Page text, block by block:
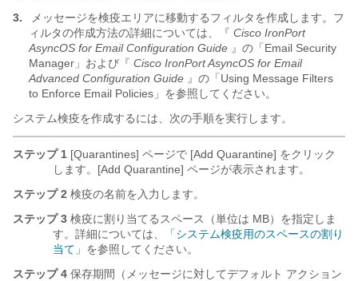
3.
メッセージを検疫エリアに移動するフィルタを作成します。フ
ィルタの作成方法の詳細については、『 Cisco IronPort
AsyncOS for Email Configuration Guide 』の「Email Security
Manager」および『 Cisco IronPort AsyncOS for Email
Advanced Configuration Guide 』の「Using Message Filters
to Enforce Email Policies」を参照してください。
システム検疫を作成するには、次の手順を実行します。
ステップ 1 [Quarantines] ページで [Add Quarantine] をクリック
します。[Add Quarantine] ページが表示されます。
ステップ 2 検疫の名前を入力します。
ステップ 3 検疫に割り当てるスペース（単位は MB）を指定しま
す。詳細については、
「システム検疫用のスペースの割り
当て」 を参照してください。
ステップ 4 保存期間（メッセージに対してデフォルト アクション